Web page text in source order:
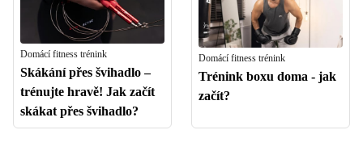
Domácí fitness trénink
Skákání přes švihadlo –
trénujte hravě! Jak začít
skákat přes švihadlo?
Domácí fitness trénink
Trénink boxu doma - jak
začít?